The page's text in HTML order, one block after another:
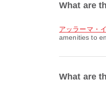
What are
アッラーマ
amenities to
What are